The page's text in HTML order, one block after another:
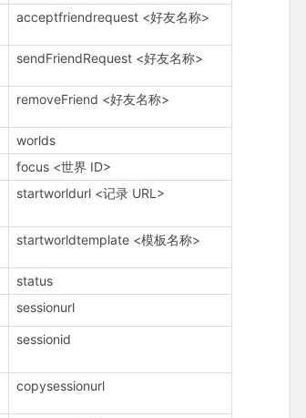
acceptfriendrequest <好友名称>
sendFriendRequest <好友名称>
removeFriend <好友名称>
worlds
focus <世界 ID>
startworldurl <记录 URL>
startworldtemplate <模板名称>
status
sessionurl
sessionid
copysessionurl